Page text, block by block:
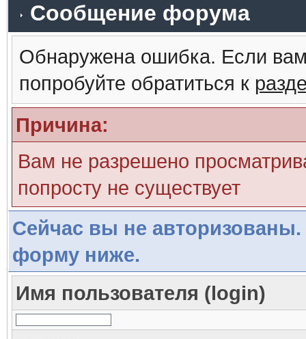
Сообщение форума
Обнаружена ошибка. Если
попробуйте обратиться к
Причина:
Вам не разрешено
попросту не существует
Сейчас вы не авторизованы.
форму ниже.
Имя пользователя (login)